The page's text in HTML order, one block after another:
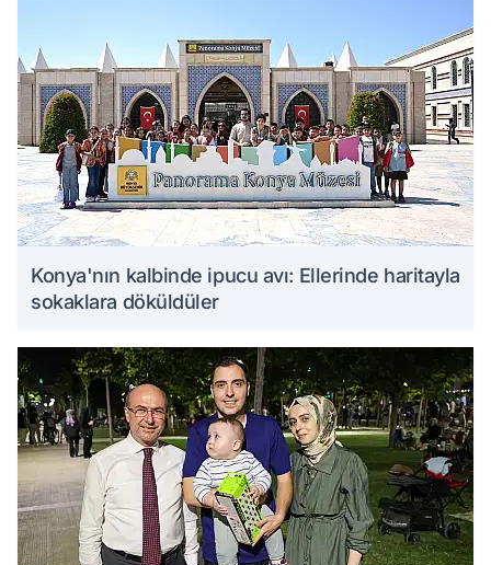
Konya'nın kalbinde ipucu avı: Ellerinde haritayla
sokaklara döküldüler